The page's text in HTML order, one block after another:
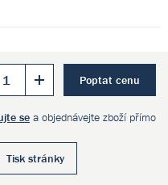
Poptat cenu
se a objednávejte zboží přímo
Tisk stránky